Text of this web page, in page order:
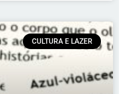
CULTURA E LAZER